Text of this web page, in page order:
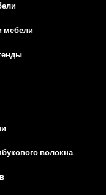
мебели
волокна